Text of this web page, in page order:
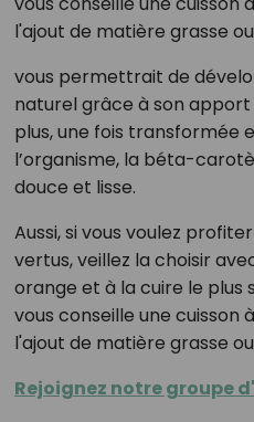
l'ajout de matière grasse
vous permettrait de
naturel grâce à son
plus, une fois transformée
l’organisme, la béta-
douce et lisse.
Aussi, si vous voulez
vertus, veillez la choisir
orange et à la cuire le plus
vous conseille une
l'ajout de matière grasse
Rejoignez notre groupe